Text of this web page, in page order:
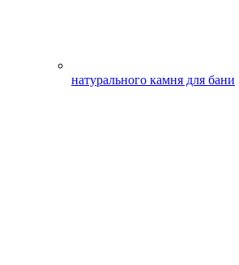
натурального камня для бани